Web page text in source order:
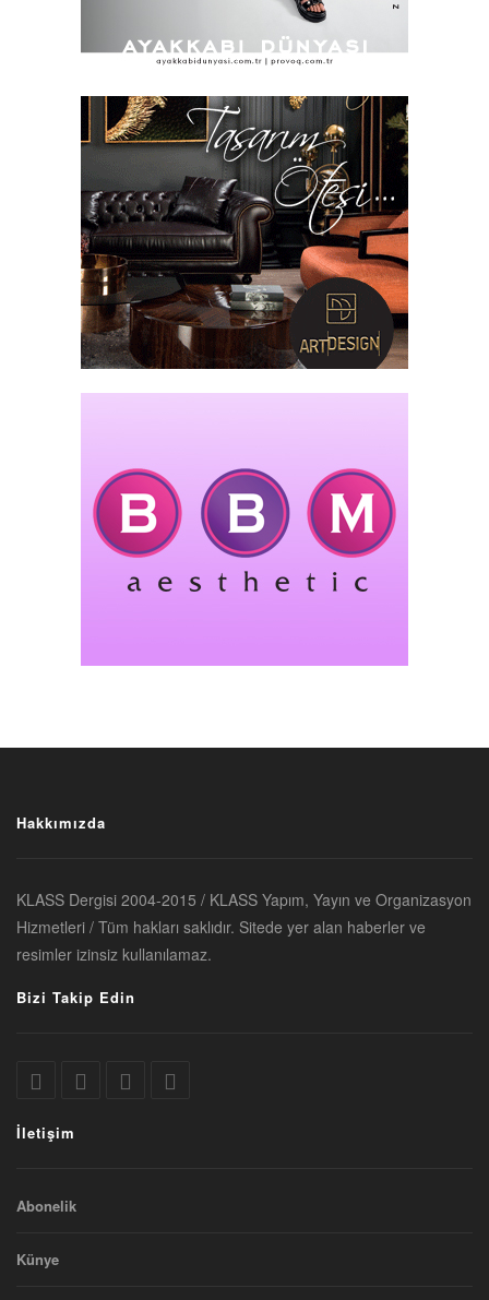
Hakkımızda
KLASS Dergisi 2004-2015 / KLASS Yapım, Yayın ve Organizasyon
Hizmetleri / Tüm hakları saklıdır. Sitede yer alan haberler ve
resimler izinsiz kullanılamaz.
Bizi Takip Edin
İletişim
Abonelik
Künye